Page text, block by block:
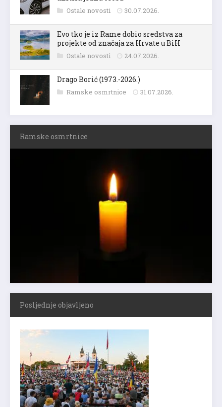
Ostale novosti 30.07.2026.
Evo tko je iz Rame dobio sredstva za
projekte od značaja za Hrvate u BiH
Ostale novosti 24.07.2026.
Drago Borić (1973.-2026.)
Ramske osmrtnice 31.07.2026.
Ramske osmrtnice
Posljednje objavljeno